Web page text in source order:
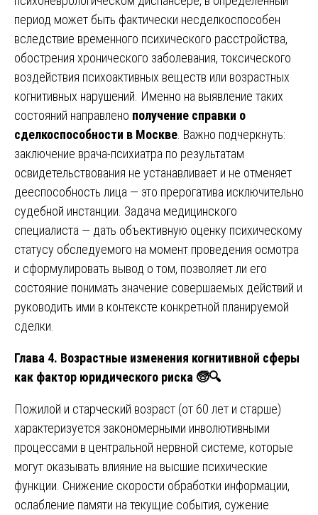
период может быть фактически несделкоспособен
вследствие временного психического расстройства,
обострения хронического заболевания, токсического
воздействия психоактивных веществ или возрастных
когнитивных нарушений. Именно на выявление таких
состояний направлено получение справки о
сделкоспособности в Москве . Важно подчеркнуть:
заключение врача-психиатра по результатам
освидетельствования не устанавливает и не отменяет
дееспособность лица — это прерогатива исключительно
судебной инстанции. Задача медицинского
специалиста — дать объективную оценку психическому
статусу обследуемого на момент проведения осмотра
и сформулировать вывод о том, позволяет ли его
состояние понимать значение совершаемых действий и
руководить ими в контексте конкретной планируемой
сделки.
Глава 4. Возрастные изменения когнитивной сферы
как фактор юридического риска 🧓🔍
Пожилой и старческий возраст (от 60 лет и старше)
характеризуется закономерными инволютивными
процессами в центральной нервной системе, которые
могут оказывать влияние на высшие психические
функции. Снижение скорости обработки информации,
ослабление памяти на текущие события, сужение